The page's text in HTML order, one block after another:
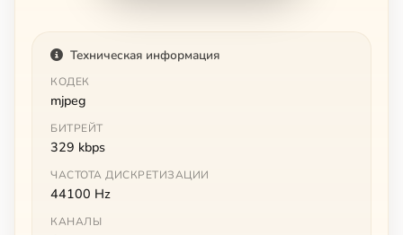
Техническая информация
КОДЕК
mjpeg
БИТРЕЙТ
329 kbps
ЧАСТОТА ДИСКРЕТИЗАЦИИ
44100 Hz
КАНАЛЫ